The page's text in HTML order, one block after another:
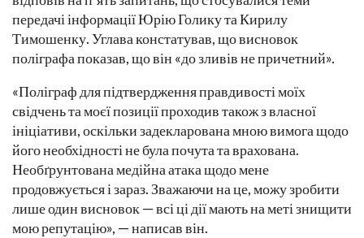
передачі інформації Юрію Голику та Кирилу
Тимошенку. Углава констатував, що висновок
поліграфа показав, що він «до зливів не причетний».
«Поліграф для підтвердження правдивості моїх
свідчень та моєї позиції проходив також з власної
ініціативи, оскільки задекларована мною вимога щодо
його необхідності не була почута та врахована.
Необґрунтована медійна атака щодо мене
продовжується і зараз. Зважаючи на це, можу зробити
лише один висновок — всі ці дії мають на меті знищити
мою репутацію», — написав він.